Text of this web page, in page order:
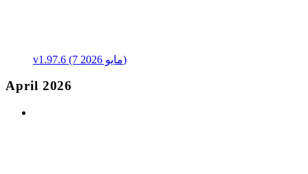
v1.97.6 (7 مايو 2026)
April 2026